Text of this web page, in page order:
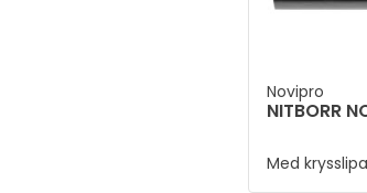
Novipro
NITBORR
Med